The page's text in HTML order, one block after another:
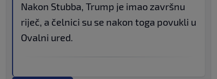
Nakon Stubba, Trump je imao završnu
riječ, a čelnici su se nakon toga povukli u
Ovalni ured.